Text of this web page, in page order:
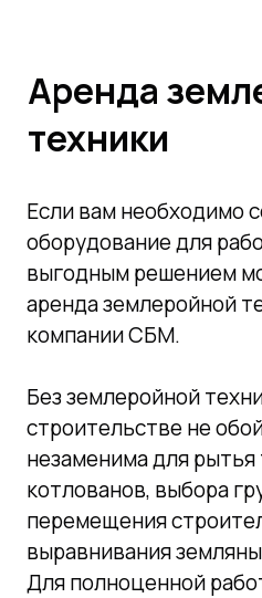
Если вам необходимо
оборудование для
выгодным решением
аренда землеройной
компании СБМ.
Без землеройной
строительстве не
незаменима для
котлованов, выбора
перемещения
выравнивания
Для полноценной
Аренда
техники